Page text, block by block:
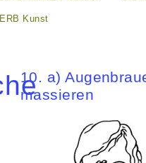
Kunst
10. a)
massieren